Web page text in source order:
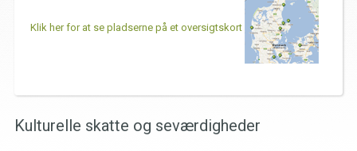
Klik her for at se pladserne på et oversigtskort
Kulturelle skatte og seværdigheder